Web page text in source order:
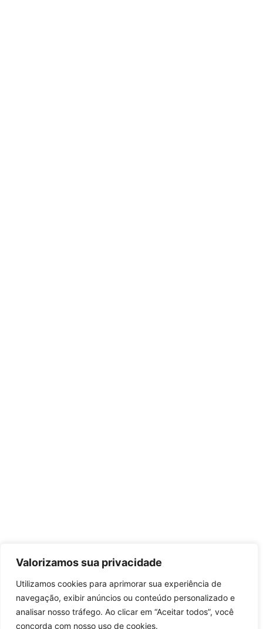
Valorizamos sua privacidade
Utilizamos cookies para aprimorar sua experiência de
navegação, exibir anúncios ou conteúdo personalizado e
analisar nosso tráfego. Ao clicar em “Aceitar todos”, você
concorda com nosso uso de cookies.